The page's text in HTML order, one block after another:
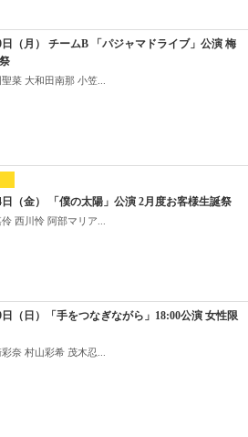
日（月） チームB 「パジャマドライブ」公演 梅
菜 大和田南那 小笠...
日（金） 「僕の太陽」公演 2月度お客様生誕祭
西川怜 阿部マリア...
日（日）「手をつなぎながら」18:00公演 女性限
奈 村山彩希 茂木忍...